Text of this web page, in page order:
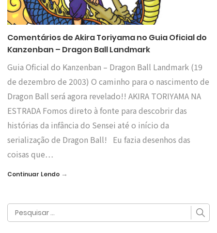
Comentários de Akira Toriyama no Guia Oficial do
Kanzenban – Dragon Ball Landmark
Guia Oficial do Kanzenban – Dragon Ball Landmark (19
de dezembro de 2003) O caminho para o nascimento de
Dragon Ball será agora revelado!! AKIRA TORIYAMA NA
ESTRADA Fomos direto à fonte para descobrir das
histórias da infância do Sensei até o início da
serialização de Dragon Ball! Eu fazia desenhos das
coisas que…
Continuar Lendo →